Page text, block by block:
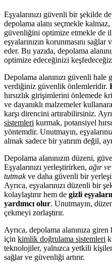
Eşyalarınızı güvenli bir şekilde
depolama alanı seçmekle kalmaz,
güvenliğini optimize etmekle de
eşyalarınızın korunmasını
eder. Bu yazıda, depolama
optimize edeceğinizi
Depolama alanınızı güvenli hale
verdiğiniz güvenlik önlemleridir.
hırsızlık girişimlerini önlemede
ve dayanıklı malzemeler
karşı direncini artırabilirsiniz.
sistemleri kurmak, potansiyel
yöntemdir. Unutmayın,
almak sadece bir yatırım değil,
Depolama alanınızın düzeni,
Eşyalarınızı yerleştirirken, ağır
tutmakve daha güvenli bir
Ayrıca, eşyalarınızı düzenli bir
kolaylaştırır hem de gizli
yardımcı olur. Unutmayın,
çekmeyi zorlaştırır.
Ayrıca, depolama alanınıza
için kimlik doğrulama sistemleri
teknolojiler, yalnızca yetkili
sağlar ve güvenliği artırır.